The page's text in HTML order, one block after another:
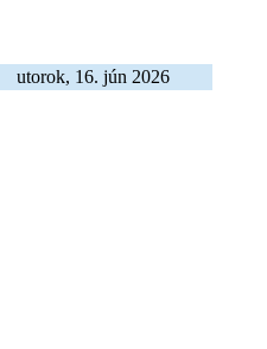
utorok, 16. jún 2026